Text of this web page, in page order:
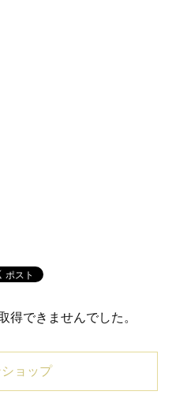
得できませんでした。
ョップ